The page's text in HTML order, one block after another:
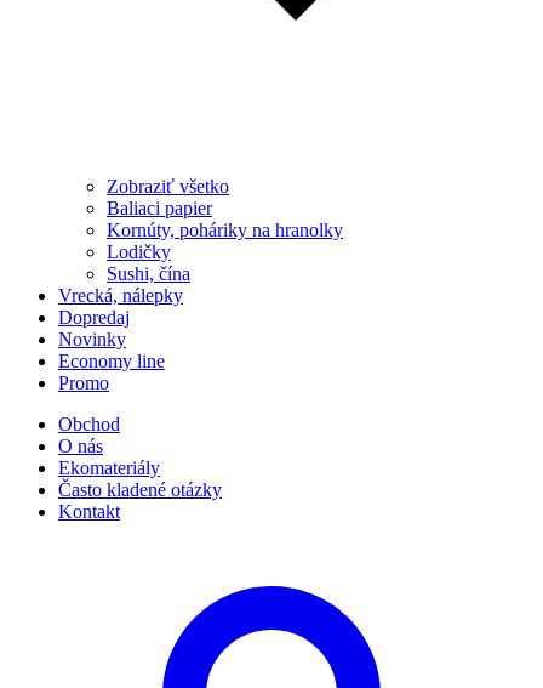
Zobraziť všetko
Baliaci papier
Kornúty, poháriky na hranolky
Lodičky
Sushi, čína
Vrecká, nálepky
Dopredaj
Novinky
Economy line
Promo
Obchod
O nás
Ekomateriály
Často kladené otázky
Kontakt